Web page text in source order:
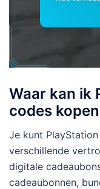
Waar kan ik
codes
Je kunt
verschillende
digitale
cadeaubonnen,